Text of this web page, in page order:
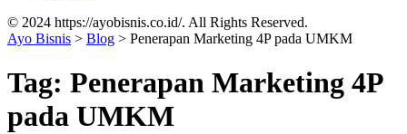
© 2024 https://ayobisnis.co.id/. All Rights Reserved.
Ayo Bisnis > Blog > Penerapan Marketing 4P pada UMKM
Tag: Penerapan Marketing 4P
pada UMKM